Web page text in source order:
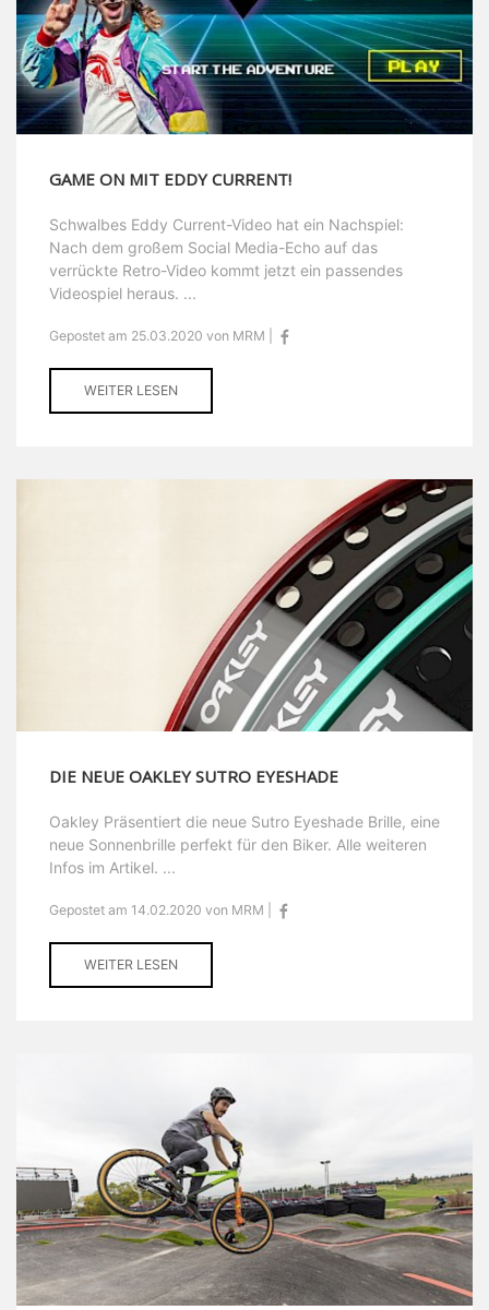
GAME ON MIT EDDY CURRENT!
Schwalbes Eddy Current-Video hat ein Nachspiel:
Nach dem großem Social Media-Echo auf das
verrückte Retro-Video kommt jetzt ein passendes
Videospiel heraus. ...
Gepostet am 25.03.2020 von MRM |
WEITER LESEN
DIE NEUE OAKLEY SUTRO EYESHADE
Oakley Präsentiert die neue Sutro Eyeshade Brille, eine
neue Sonnenbrille perfekt für den Biker. Alle weiteren
Infos im Artikel. ...
Gepostet am 14.02.2020 von MRM |
WEITER LESEN